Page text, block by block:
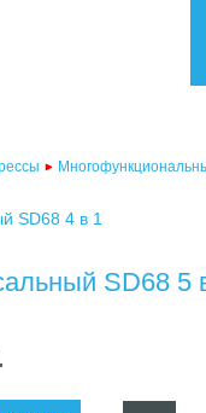
SD68 4 в 1
SD68 5